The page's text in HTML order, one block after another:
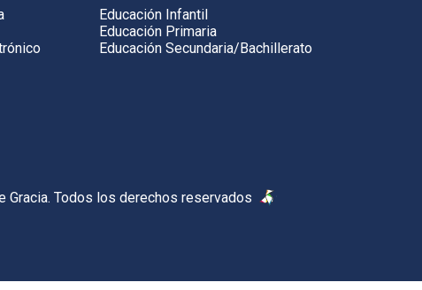
Educación Infantil
Educación Primaria
Educación Secundaria/Bachillerato
Gracia. Todos los derechos reservados